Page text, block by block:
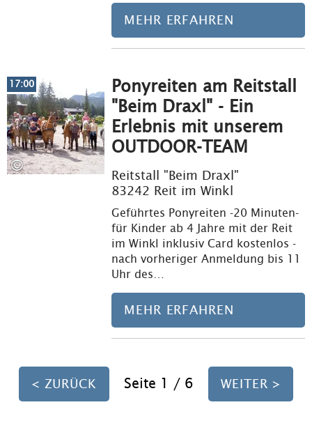
MEHR ERFAHREN
©
Ponyreiten am Reitstall
"Beim Draxl" - Ein
Erlebnis mit unserem
OUTDOOR-TEAM
Reitstall "Beim Draxl"
83242 Reit im Winkl
Geführtes Ponyreiten -20 Minuten-
für Kinder ab 4 Jahre mit der Reit
im Winkl inklusiv Card kostenlos -
nach vorheriger Anmeldung bis 11
Uhr des…
MEHR ERFAHREN
17:00
< ZURÜCK Seite 1 / 6 WEITER >